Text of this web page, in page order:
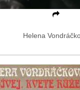
Helena